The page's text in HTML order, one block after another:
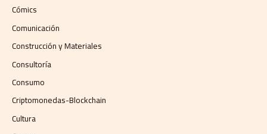
Cómics
Comunicación
Construcción y Materiales
Consultoría
Consumo
Criptomonedas-Blockchain
Cultura